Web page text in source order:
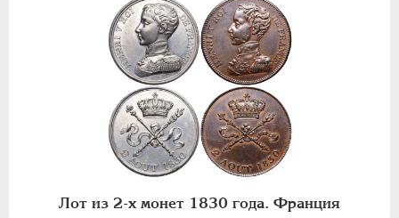
Лот из 2-х монет 1830 года. Франция